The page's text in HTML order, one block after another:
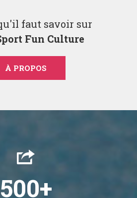
faut savoir sur
Fun Culture
À PROPOS
500+